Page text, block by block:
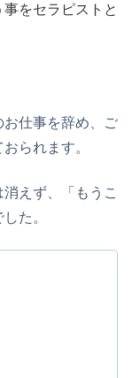
をセラピストと
仕事を辞め、ご
られます。
えず、「もうこ
た。